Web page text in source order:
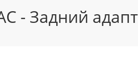
- Задний